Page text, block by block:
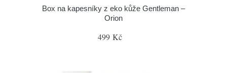
Box na kapesníky z eko kůže Gentleman –
Orion
499 Kč